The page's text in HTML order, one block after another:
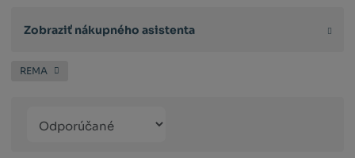
Zobraziť nákupného asistenta
REMA
produktů